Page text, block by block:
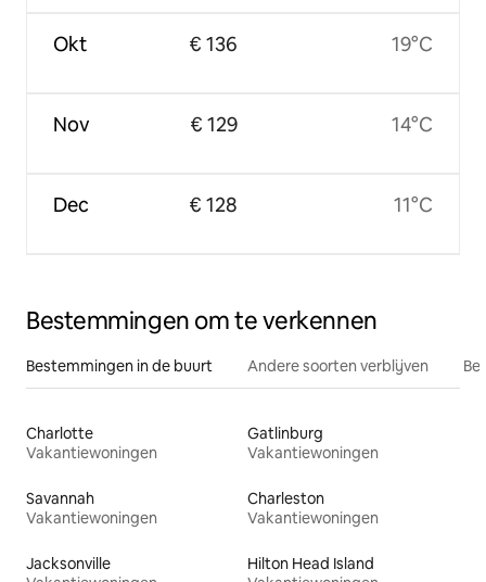
Okt
Nov
Dec
€ 136
€ 129
€ 128
19°C
14°C
11°C
Bestemmingen om te verkennen
Bestemmingen in de buurt Andere soorten verblijven
Charlotte
Vakantiewoningen
Gatlinburg
Vakantiewoningen
Savannah
Vakantiewoningen
Charleston
Vakantiewoningen
Jacksonville
Hilton Head Island